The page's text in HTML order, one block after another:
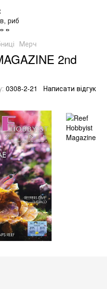
Мерч
2nd
0308-2-21 Написати відгук